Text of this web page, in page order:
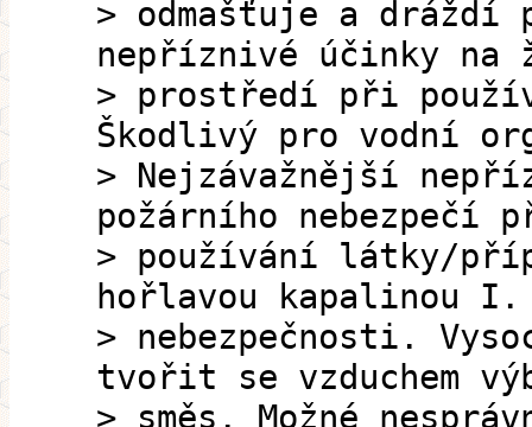
> odmašťuje a dráždí
nepříznivé účinky na
> prostředí při
Škodlivý pro vodní
> Nejzávažnější
požárního nebezpečí
> používání látky/
hořlavou kapalinou
> nebezpečnosti.
tvořit se vzduchem
> směs. Možné